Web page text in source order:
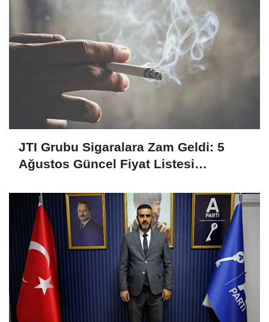
JTI Grubu Sigaralara Zam Geldi: 5
Ağustos Güncel Fiyat Listesi